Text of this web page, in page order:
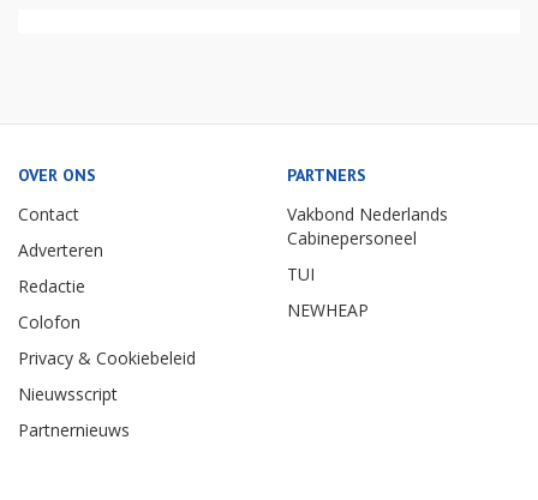
OVER ONS
Contact
Adverteren
Redactie
Colofon
Privacy & Cookiebeleid
Nieuwsscript
Partnernieuws
PARTNERS
Vakbond Nederlands
Cabinepersoneel
TUI
NEWHEAP